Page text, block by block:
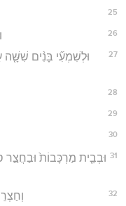
25
26
27
וּלְשִׁמְעִ֞י בָּנִ֨ים שִׁשָּׁ֤ה
28
29
30
31 וּבְבֵ֤ית מַרְכָּבוֹת֙ וּבַחֲצַ֣ר
32